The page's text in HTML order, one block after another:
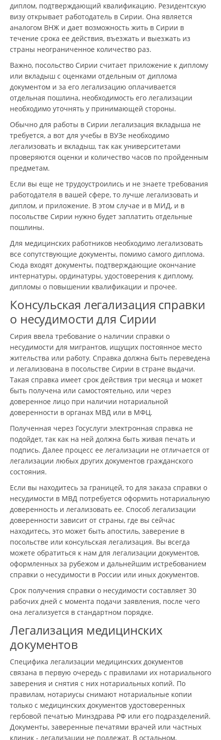
диплом, подтверждающий квалификацию. Резидентскую
визу открывает работодатель в Сирии. Она является
аналогом ВНЖ и дает возможность жить в Сирии в
течение срока ее действия, въезжать и выезжать из
страны неограниченное количество раз.
Важно, посольство Сирии считает приложение к диплому
или вкладыш с оценками отдельным от диплома
документом и за его легализацию оплачивается
отдельная пошлина, необходимость его легализации
необходимо уточнять у принимающей стороны.
Обычно для работы в Сирии легализация вкладыша не
требуется, а вот для учебы в ВУЗе необходимо
легализовать и вкладыш, так как университетами
проверяются оценки и количество часов по пройденным
предметам.
Если вы еще не трудоустроились и не знаете требования
работодателя в вашей сфере, то лучше легализовать и
диплом, и приложение. В этом случае и в МИД, и в
посольстве Сирии нужно будет заплатить отдельные
пошлины.
Для медицинских работников необходимо легализовать
все сопутствующие документы, помимо самого диплома.
Сюда входят документы, подтверждающие окончание
интернатуры, ординатуры, удостоверения к диплому,
дипломы о повышении квалификации и прочее.
Консульская легализация справки
о несудимости для Сирии
Сирия ввела требование о наличии справки о
несудимости для мигрантов, ищущих постоянное место
жительства или работу. Справка должна быть переведена
и легализована в посольстве Сирии в стране выдачи.
Такая справка имеет срок действия три месяца и может
быть получена или самостоятельно, или через
доверенное лицо при наличии нотариальной
доверенности в органах МВД или в МФЦ.
Полученная через Госуслуги электронная справка не
подойдет, так как на ней должна быть живая печать и
подпись. Далее процесс ее легализации не отличается от
легализации любых других документов гражданского
состояния.
Если вы находитесь за границей, то для заказа справки о
несудимости в МВД потребуется оформить нотариальную
доверенность и легализовать ее. Способ легализации
доверенности зависит от страны, где вы сейчас
находитесь, это может быть апостиль, заверение в
посольстве или консульская легализация. Вы всегда
можете обратиться к нам для легализации документов,
оформленных за рубежом и дальнейшим истребованием
справки о несудимости в России или иных документов.
Срок получения справки о несудимости составляет 30
рабочих дней с момента подачи заявления, после чего
она легализуется в стандартном порядке.
Легализация медицинских
документов
Специфика легализации медицинских документов
связана в первую очередь с правилами их нотариального
заверения и снятия с них нотариальных копий. По
правилам, нотариусы снимают нотариальные копии
только с медицинских документов удостоверенных
гербовой печатью Минздрава РФ или его подразделений.
Документы, заверенные печатями врачей или частных
клиник - легализации не подлежат. В остальном,